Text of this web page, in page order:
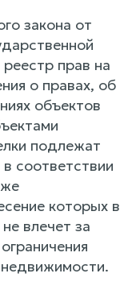
закона от
прав на
о правах, об
объектов
подлежат
соответствии
которых в
влечет за